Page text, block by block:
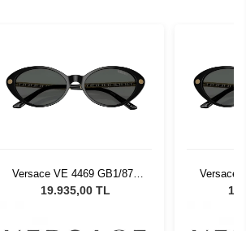
Versace VE 4469 GB1/87 -
54 Kadın Güneş Gözlüğü
19.935,00 TL
Versace
54